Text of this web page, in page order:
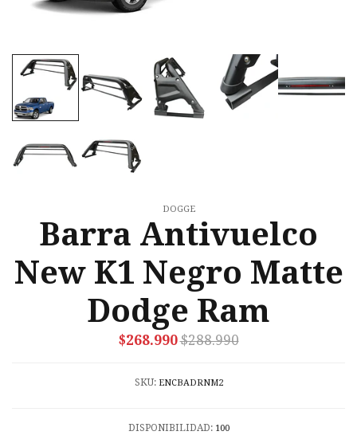
DOGGE
Barra Antivuelco
New K1 Negro Matte
Dodge Ram
$268.990$288.990
SKU: ENCBADRNM2
DISPONIBILIDAD: 100